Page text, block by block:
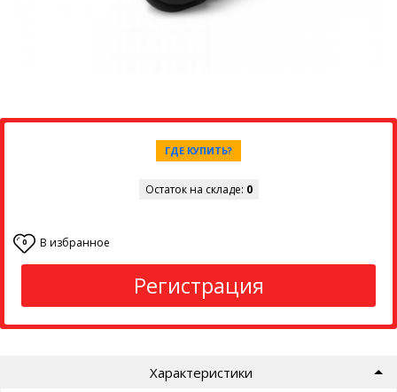
ГДЕ КУПИТЬ?
Остаток на складе: 0
0 В избранное
Регистрация
Характеристики